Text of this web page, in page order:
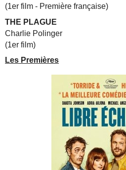
(1er film - Première française)
THE PLAGUE
Charlie Polinger
(1er film)
Les Premières